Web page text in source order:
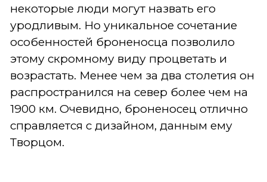
некоторые люди могут назвать его
уродливым. Но уникальное сочетание
особенностей броненосца позволило
этому скромному виду процветать и
возрастать. Менее чем за два столетия он
распространился на север более чем на
1900 км. Очевидно, броненосец отлично
справляется с дизайном, данным ему
Творцом.